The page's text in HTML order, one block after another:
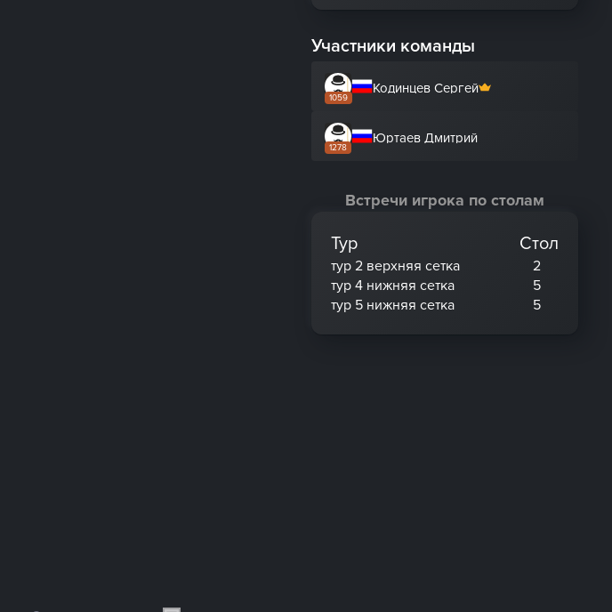
Участники команды
1059
Кодинцев Сергей
1278
Юртаев Дмитрий
Встречи игрока по столам
Тур Стол
тур 2 верхняя сетка
2
тур 4 нижняя сетка
5
тур 5 нижняя сетка
5